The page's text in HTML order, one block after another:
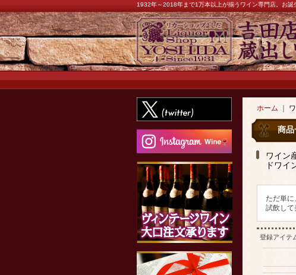
1932年～2018年まで1万本以上が揃うワイン専門店。お誕
ホーム
商品
ワイン
ドワイ
ただ単に
試飲して
登録アイテ